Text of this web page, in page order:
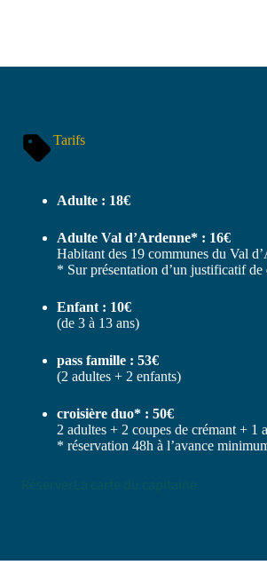
Tarifs
Adulte : 18€
Adulte Val d’Ardenne* : 16€
Habitant des 19 communes du Val
* Sur présentation d’un justificatif
Enfant : 10€
(de 3 à 13 ans)
pass famille : 53€
(2 adultes + 2 enfants)
croisière duo* : 50€
2 adultes + 2 coupes de crémant + 1
* réservation 48h à l’avance